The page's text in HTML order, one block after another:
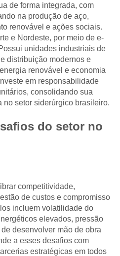
de forma integrada, com
na produção de aço,
renovável e ações sociais.
e Nordeste, por meio de e-
unidades industriais de
distribuição modernos e
renovável e economia
em responsabilidade
consolidando sua
no setor siderúrgico brasileiro.
do setor no
competitividade,
de custos e compromisso
incluem volatilidade do
elevados, pressão
desenvolver mão de obra
a esses desafios com
estratégicas em todos